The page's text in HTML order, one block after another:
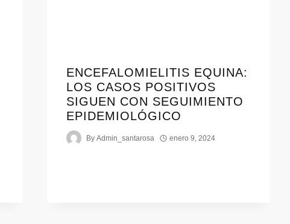
ENCEFALOMIELITIS EQUINA:
LOS CASOS POSITIVOS
SIGUEN CON SEGUIMIENTO
EPIDEMIOLÓGICO
By Admin_santarosa enero 9, 2024